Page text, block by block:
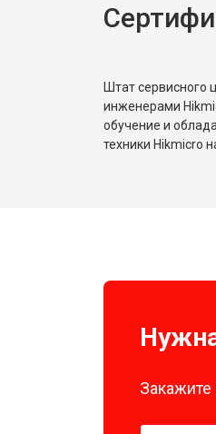
помощь!
Штат сервисного
инженерами
обучение и
техники Hikmicro